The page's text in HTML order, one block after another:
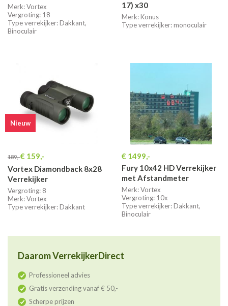
Merk: Vortex
Vergroting: 18
Type verrekijker: Dakkant,
Binoculair
17) x30
Merk: Konus
Type verrekijker: monoculair
189,-€ 159,-
Vortex Diamondback 8x28
Verrekijker
Vergroting: 8
Merk: Vortex
Type verrekijker: Dakkant
Nieuw
€ 1499,-
Fury 10x42 HD Verrekijker
met Afstandmeter
Merk: Vortex
Vergroting: 10x
Type verrekijker: Dakkant,
Binoculair
Daarom VerrekijkerDirect
Professioneel advies
Gratis verzending vanaf € 50,-
Scherpe prijzen